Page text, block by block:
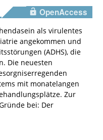
OpenAccess
als virulentes
angekommen und
(ADHS), die
Die neuesten
mit monatelangen
Zur
bei: Der